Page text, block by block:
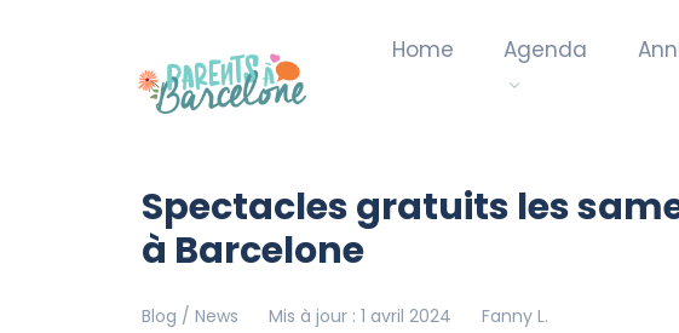
Home Agenda
Spectacles gratuits les
à Barcelone
Blog / News Mis à jour : 1 avril 2024 Fanny L.